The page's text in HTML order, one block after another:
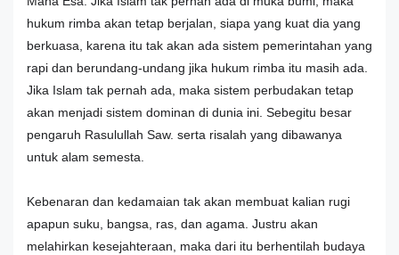
hukum rimba akan tetap berjalan, siapa yang kuat dia yang
berkuasa, karena itu tak akan ada sistem pemerintahan yang
rapi dan berundang-undang jika hukum rimba itu masih ada.
Jika Islam tak pernah ada, maka sistem perbudakan tetap
akan menjadi sistem dominan di dunia ini. Sebegitu besar
pengaruh Rasulullah Saw. serta risalah yang dibawanya
untuk alam semesta.
Kebenaran dan kedamaian tak akan membuat kalian rugi
apapun suku, bangsa, ras, dan agama. Justru akan
melahirkan kesejahteraan, maka dari itu berhentilah budaya